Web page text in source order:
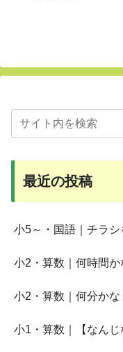
最近の投稿
小5～・国語｜チラ
小2・算数｜何時間
小2・算数｜何分か
小1・算数｜【なん